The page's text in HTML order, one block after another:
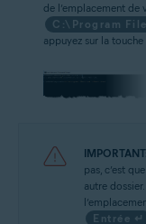
de l’emplacement
C:\Program
appuyez sur la touche
IMPORTANT:
pas, c’est
autre
Entrée ↵